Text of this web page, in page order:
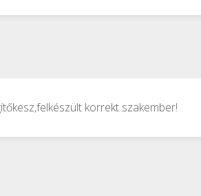
korrekt szakember!